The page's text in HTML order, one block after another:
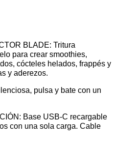
BLADE: Tritura
para crear smoothies,
cócteles helados, frappés y
y aderezos.
pulsa y bate con un
Base USB-C recargable
con una sola carga. Cable